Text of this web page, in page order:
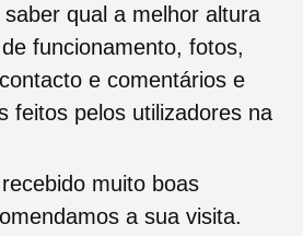
qual a melhor altura
funcionamento, fotos,
e comentários e
feitos pelos utilizadores na
muito boas
a sua visita.